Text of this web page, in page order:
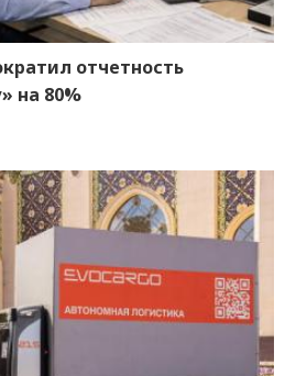
отчетность
на 80%